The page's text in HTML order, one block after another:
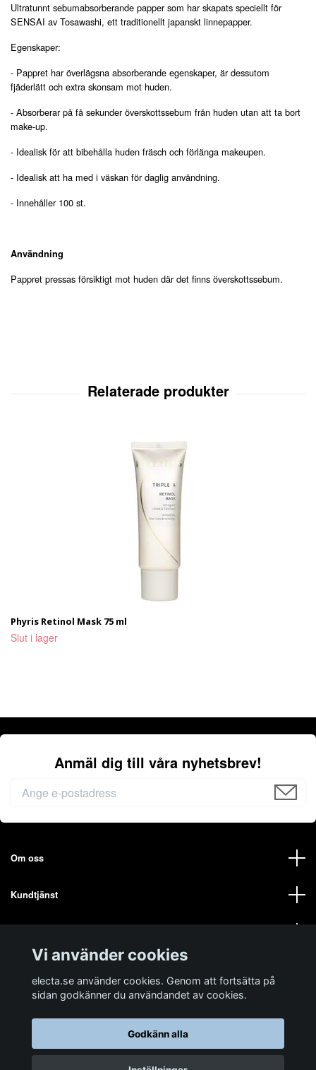
Ultratunnt sebumabsorberande papper som har skapats speciellt för
SENSAI av Tosawashi, ett traditionellt japanskt linnepapper.
Egenskaper:
- Pappret har överlägsna absorberande egenskaper, är dessutom
fjäderlätt och extra skonsam mot huden.
- Absorberar på få sekunder överskottssebum från huden utan att ta bort
make-up.
- Idealisk för att bibehålla huden fräsch och förlänga makeupen.
- Idealisk att ha med i väskan för daglig användning.
- Innehåller 100 st.
Användning
Pappret pressas försiktigt mot huden där det finns överskottssebum.
Phyris Retinol Mask 75 ml
Slut i lager
Anmäl dig till våra nyhetsbrev!
Om oss
Kundtjänst
© 2026 electa.sePowered by Quickbutik
Vi använder cookies
electa.se använder cookies. Genom att fortsätta på
sidan godkänner du användandet av cookies.
Godkänn alla